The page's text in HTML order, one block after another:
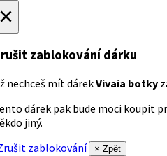
zablokování dárku
nechceš mít dárekVivaia botky
dárek pak bude moci koupit
jiný.
zablokování
× Zpět